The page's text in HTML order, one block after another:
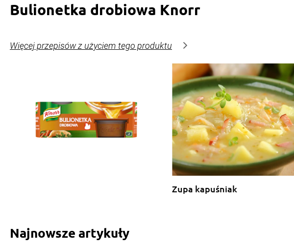
Bulionetka drobiowa Knorr
Więcej przepisów z użyciem tego produktu
Zupa kapuśniak
Najnowsze artykuły